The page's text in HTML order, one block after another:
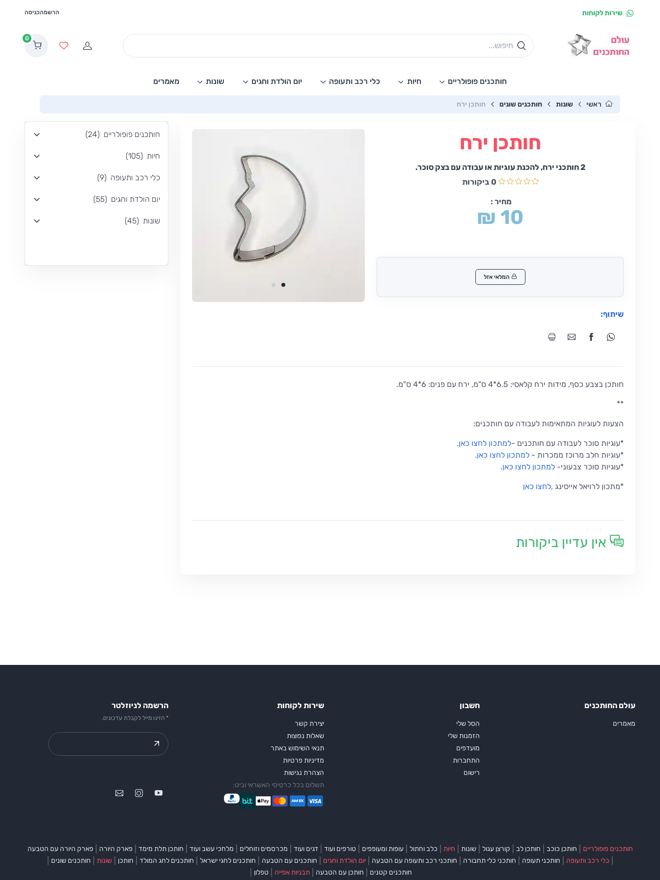
שירות לקוחות הרשמהכניסה
הרשמהמועדפים
0
חותכנים פופולריים חיות כלי רכב ותעופה יום הולדת וחגים שונות מאמרים
ראשי שונות חותכנים שונים חותכן ירח
חותכן ירח
2 חותכני ירח, להכנת עוגיות או עבודה עם בצק סוכר.
0 ביקורות
מחיר :
₪ 10
המלאי אזל
שיתוף:
חותכן בצבע כסף, מידות ירח קלאסי: 6.5*4 ס"מ, ירח עם פנים: 6*4 ס"מ.
**
הצעות לעוגיות המתאימות לעבודה עם חותכנים:
*עוגיות סוכר לעבודה עם חותכנים -למתכון לחצו כאן.
*עוגיות חלב מרוכז ממכרות - למתכון לחצו כאן.
*עוגיות סוכר צבעוני- למתכון לחצו כאן.
*מתכון לרויאל אייסינג,לחצו כאן
אין עדיין ביקורות
חותכנים פופולריים (
24
)
חיות (
105
)
כלי רכב ותעופה (
9
)
יום הולדת וחגים (
55
)
שונות (
45
)
עולם החותכנים
מאמרים
חשבון
הסל שלי
הזמנות שלי
מועדפים
התחברות
רישום
שירות לקוחות
יצירת קשר
שאלות נפוצות
תנאי השימוש באתר
מדיניות פרטיות
הצהרת נגישות
תשלום בכל כרטיסי האשראי וביט:
הרשמה לניוזלטר
* הזינו מייל לקבלת עדכונים.
חותכנים פופולריים חותכן כוכב חותכן לב קורצן עגול שונות חיות כלב וחתול עופות ומעופפים טורפים ועוד דגים ועוד מכרסמים וזוחלים מלחכי עשב ועוד חותכן תלת מימד פארק היורה פארק היורה עם הטבעה
כלי רכב ותעופה חותכני תעופה חותכני כלי תחבורה חותכני רכב ותעופה עם הטבעה יום הולדת וחגים חותכנים עם הטבעה חותכנים לחגי ישראל חותכנים לחג המולד חותכן שונות חותכנים שונים
חותכנים קטנים חותכן עם הטבעה תבניות אפייה טפלון